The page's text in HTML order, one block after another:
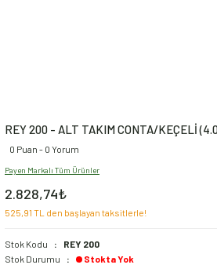
REY 200 - ALT TAKIM CONTA/KEÇELİ
0 Puan - 0 Yorum
Payen Markalı Tüm Ürünler
2.828,74₺
525,91 TL den başlayan taksitlerle!
Stok Kodu
REY 200
Stok Durumu
Stokta Yok